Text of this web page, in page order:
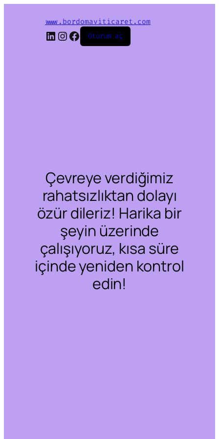
www.bordomaviticaret.com
LinkedIn
Instagram
Facebook
Oturum aç
Çevreye verdiğimiz
rahatsızlıktan dolayı
özür dileriz! Harika bir
şeyin üzerinde
çalışıyoruz, kısa süre
içinde yeniden kontrol
edin!